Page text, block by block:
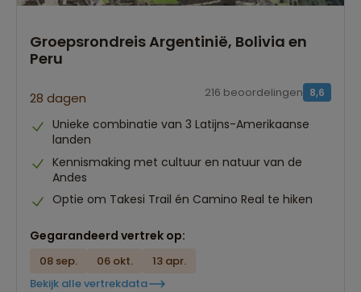
Groepsrondreis Argentinië, Bolivia en
Peru
28 dagen 8,6
216 beoordelingen
Unieke combinatie van 3 Latijns-Amerikaanse
landen
Kennismaking met cultuur en natuur van de
Andes
Optie om Takesi Trail én Camino Real te hiken
Gegarandeerd vertrek op:
08 sep. 06 okt.
13 apr.
Bekijk alle vertrekdata